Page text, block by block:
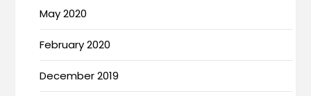
May 2020
February 2020
December 2019